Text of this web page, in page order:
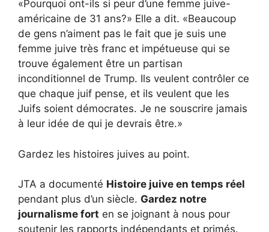
«Pourquoi ont-ils si peur d’une femme juive-
américaine de 31 ans?» Elle a dit. «Beaucoup
de gens n’aiment pas le fait que je suis une
femme juive très franc et impétueuse qui se
trouve également être un partisan
inconditionnel de Trump. Ils veulent contrôler ce
que chaque juif pense, et ils veulent que les
Juifs soient démocrates. Je ne souscrire jamais
à leur idée de qui je devrais être.»
Gardez les histoires juives au point.
JTA a documenté Histoire juive en temps réel
pendant plus d’un siècle. Gardez notre
journalisme fort en se joignant à nous pour
soutenir les rapports indépendants et primés.